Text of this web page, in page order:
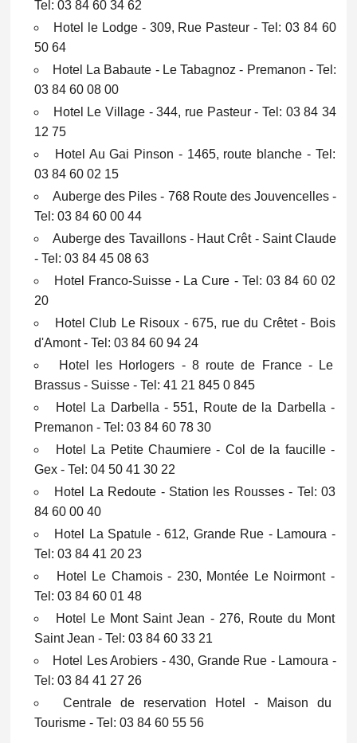
Tel: 03 84 60 34 62
Hotel le Lodge - 309, Rue Pasteur - Tel: 03 84 60
50 64
Hotel La Babaute - Le Tabagnoz - Premanon - Tel:
03 84 60 08 00
Hotel Le Village - 344, rue Pasteur - Tel: 03 84 34
12 75
Hotel Au Gai Pinson - 1465, route blanche - Tel:
03 84 60 02 15
Auberge des Piles - 768 Route des Jouvencelles -
Tel: 03 84 60 00 44
Auberge des Tavaillons - Haut Crêt - Saint Claude
- Tel: 03 84 45 08 63
Hotel Franco-Suisse - La Cure - Tel: 03 84 60 02
20
Hotel Club Le Risoux - 675, rue du Crêtet - Bois
d'Amont - Tel: 03 84 60 94 24
Hotel les Horlogers - 8 route de France - Le
Brassus - Suisse - Tel: 41 21 845 0 845
Hotel La Darbella - 551, Route de la Darbella -
Premanon - Tel: 03 84 60 78 30
Hotel La Petite Chaumiere - Col de la faucille -
Gex - Tel: 04 50 41 30 22
Hotel La Redoute - Station les Rousses - Tel: 03
84 60 00 40
Hotel La Spatule - 612, Grande Rue - Lamoura -
Tel: 03 84 41 20 23
Hotel Le Chamois - 230, Montée Le Noirmont -
Tel: 03 84 60 01 48
Hotel Le Mont Saint Jean - 276, Route du Mont
Saint Jean - Tel: 03 84 60 33 21
Hotel Les Arobiers - 430, Grande Rue - Lamoura -
Tel: 03 84 41 27 26
Centrale de reservation Hotel - Maison du
Tourisme - Tel: 03 84 60 55 56